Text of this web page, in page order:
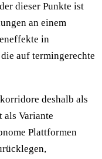
dieser Punkte ist
an einem
in
auf termingerechte
deshalb als
als Variante
Plattformen